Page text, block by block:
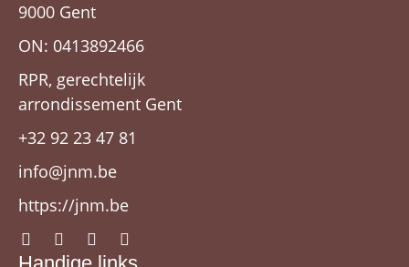
9000 Gent
ON: 0413892466
RPR, gerechtelijk
arrondissement Gent
+32 92 23 47 81
info@jnm.be
https://jnm.be